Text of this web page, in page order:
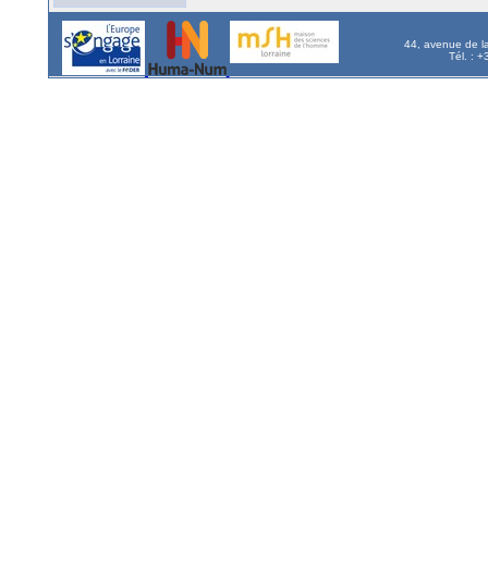
44, avenue de
Tél. :